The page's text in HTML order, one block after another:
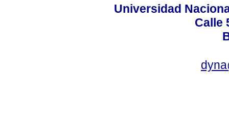
Universidad
Calle